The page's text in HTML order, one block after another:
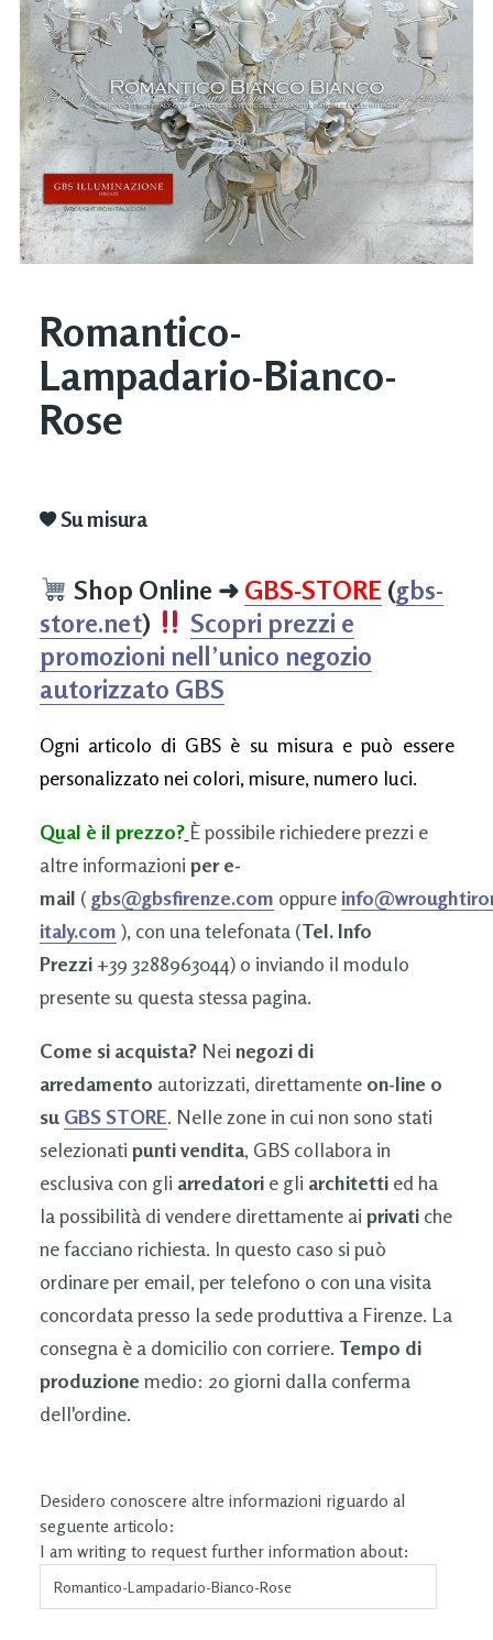
Romantico-
Lampadario-Bianco-
Rose
Su misura
Shop Online ➜ GBS-STORE (gbs-
store.net)
Scopri prezzi e
promozioni nell’unico negozio
autorizzato GBS
Ogni articolo di GBS è su misura e può essere
personalizzato nei colori, misure, numero luci.
Qual è il prezzo? È possibile richiedere prezzi e
altre informazioni per e-
mail ( gbs@gbsfirenze.com oppure
italy.com ), con una telefonata (Tel. Info
Prezzi+39 3288963044) o inviando il modulo
presente su questa stessa pagina.
Come si acquista?Nei negozi di
arredamento autorizzati, direttamente on-line o
su GBS STORE. Nelle zone in cui non sono stati
selezionati punti vendita, GBS collabora in
esclusiva con gli arredatorie gli architettied ha
la possibilità di vendere direttamente ai privatiche
ne facciano richiesta. In questo caso si può
ordinare per email, per telefono o con una visita
concordata presso la sede produttiva a Firenze. La
consegna è a domicilio con corriere. Tempo di
produzione medio: 20 giorni dalla conferma
dell'ordine.
Desidero conoscere altre informazioni riguardo al
seguente articolo:
I am writing to request further information about: